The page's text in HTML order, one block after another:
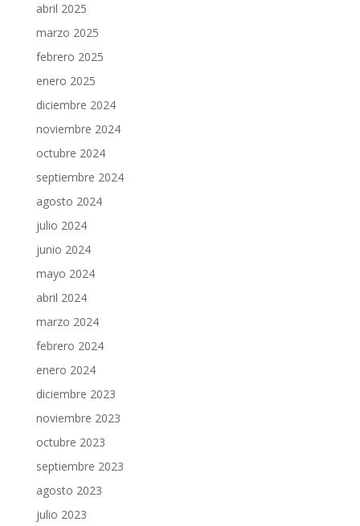
abril 2025
marzo 2025
febrero 2025
enero 2025
diciembre 2024
noviembre 2024
octubre 2024
septiembre 2024
agosto 2024
julio 2024
junio 2024
mayo 2024
abril 2024
marzo 2024
febrero 2024
enero 2024
diciembre 2023
noviembre 2023
octubre 2023
septiembre 2023
agosto 2023
julio 2023